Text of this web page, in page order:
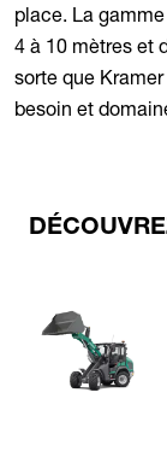
place. La
4 à 10 mètres et
sorte que
besoin et